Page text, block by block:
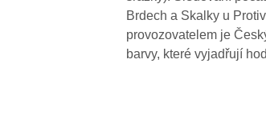
Brdech a Skalky u
provozovatelem je
barvy, které vyjadřují